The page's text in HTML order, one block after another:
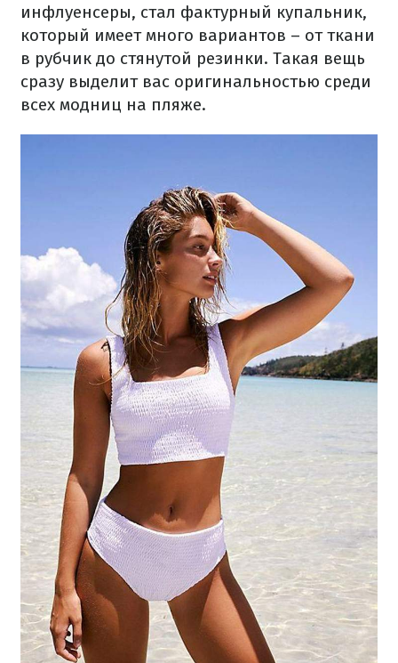
инфлуенсеры, стал фактурный купальник,
который имеет много вариантов – от ткани
в рубчик до стянутой резинки. Такая вещь
сразу выделит вас оригинальностью среди
всех модниц на пляже.